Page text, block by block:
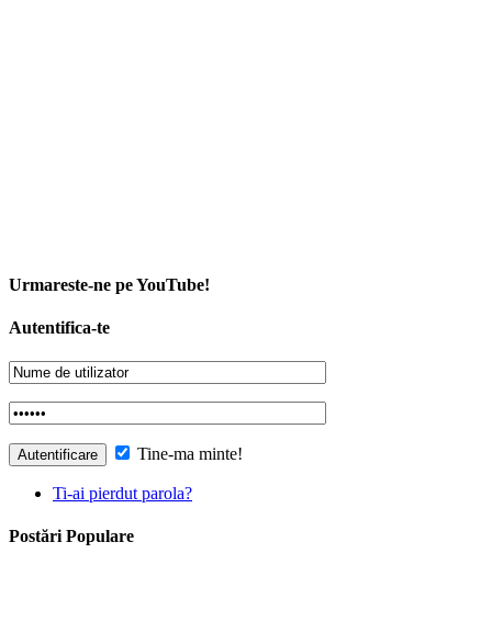
Urmareste-ne pe YouTube!
Autentifica-te
Tine-ma minte!
Ti-ai pierdut parola?
Postări Populare